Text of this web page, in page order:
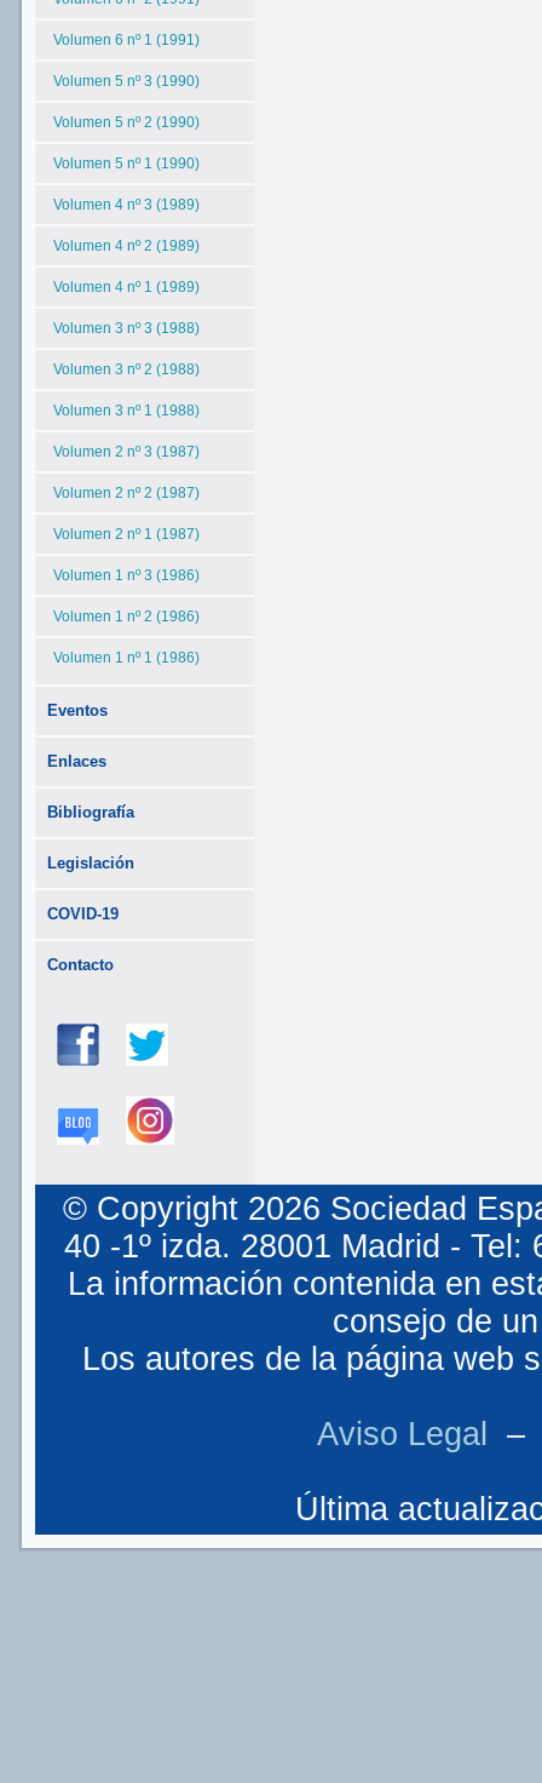
Volumen 6 nº 1 (1991)
Volumen 5 nº 3 (1990)
Volumen 5 nº 2 (1990)
Volumen 5 nº 1 (1990)
Volumen 4 nº 3 (1989)
Volumen 4 nº 2 (1989)
Volumen 4 nº 1 (1989)
Volumen 3 nº 3 (1988)
Volumen 3 nº 2 (1988)
Volumen 3 nº 1 (1988)
Volumen 2 nº 3 (1987)
Volumen 2 nº 2 (1987)
Volumen 2 nº 1 (1987)
Volumen 1 nº 3 (1986)
Volumen 1 nº 2 (1986)
Volumen 1 nº 1 (1986)
Eventos
Enlaces
Bibliografía
Legislación
COVID-19
Contacto
© Copyright 2026 Sociedad
40 -1º izda. 28001 Madrid -
La información contenida en
consejo de
Los autores de la página web
Aviso Legal
Última